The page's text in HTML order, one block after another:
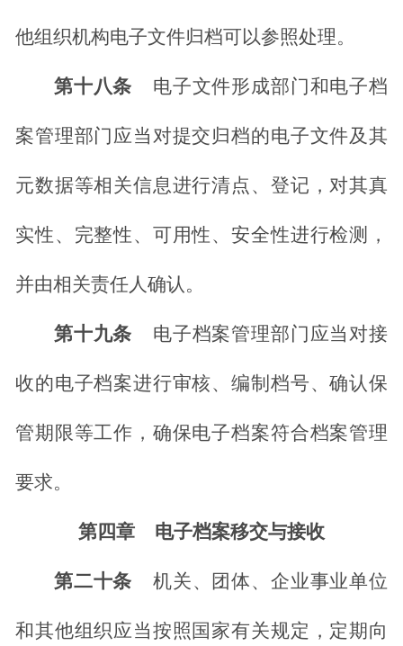
他组织机构电子文件归档可以参照处理。
第十八条 电子文件形成部门和电子档
案管理部门应当对提交归档的电子文件及其
元数据等相关信息进行清点、登记，对其真
实性、完整性、可用性、安全性进行检测，
并由相关责任人确认。
第十九条 电子档案管理部门应当对接
收的电子档案进行审核、编制档号、确认保
管期限等工作，确保电子档案符合档案管理
要求。
第四章 电子档案移交与接收
第二十条 机关、团体、企业事业单位
和其他组织应当按照国家有关规定，定期向